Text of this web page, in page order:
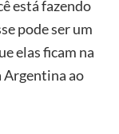
está fazendo
pode ser um
elas ficam na
Argentina ao